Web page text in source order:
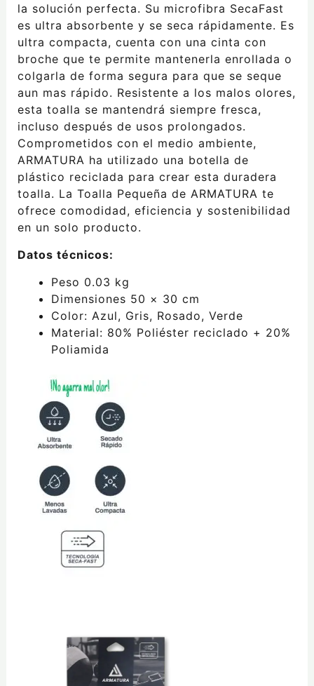
la solución perfecta. Su microfibra SecaFast
es ultra absorbente y se seca rápidamente. Es
ultra compacta, cuenta con una cinta con
broche que te permite mantenerla enrollada o
colgarla de forma segura para que se seque
aun mas rápido. Resistente a los malos olores,
esta toalla se mantendrá siempre fresca,
incluso después de usos prolongados.
Comprometidos con el medio ambiente,
ARMATURA ha utilizado una botella de
plástico reciclada para crear esta duradera
toalla. La Toalla Pequeña de ARMATURA te
ofrece comodidad, eficiencia y sostenibilidad
en un solo producto.
Datos técnicos:
Peso 0.03 kg
Dimensiones 50 × 30 cm
Color: Azul, Gris, Rosado, Verde
Material: 80% Poliéster reciclado + 20%
Poliamida